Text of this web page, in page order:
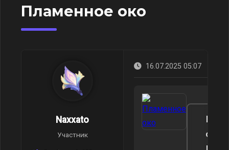
Пламенное око
Naxxato
Участник
16.07.2025 05:07